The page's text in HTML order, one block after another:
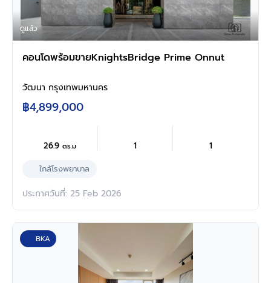
ดูแล้ว
คอนโดพร้อมขายKnightsBridge Prime Onnut
วัฒนา กรุงเทพมหานคร
฿4,899,000
26.9ตร.ม 1
1
ใกล้โรงพยาบาล
ประกาศวันที่: 25 Feb 2026
BKA